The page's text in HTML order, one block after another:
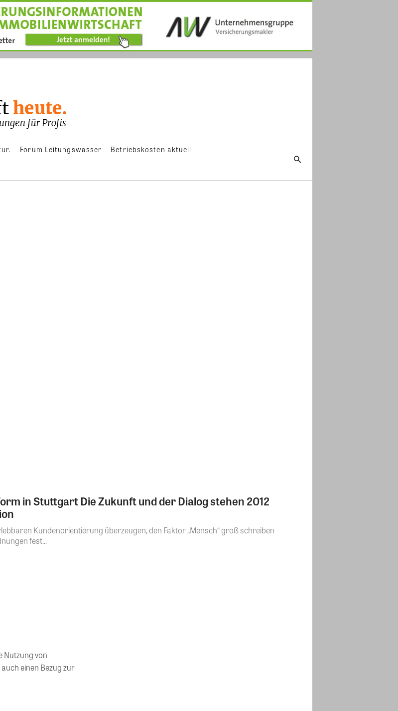
Forum Leitungswasser Betriebskosten aktuell
in Stuttgart Die Zukunft und der Dialog stehen 2012
Kundenorientierung überzeugen, den Faktor „Mensch“ groß schreiben
fest...
Nutzung von
einen Bezug zur